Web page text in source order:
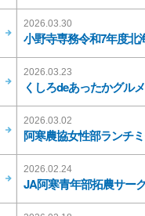
2026.03.30
小野寺専務令和7年度北
2026.03.23
くしろdeあったかグル
2026.03.02
阿寒農協女性部ランチ
2026.02.24
JA阿寒青年部拓農サー